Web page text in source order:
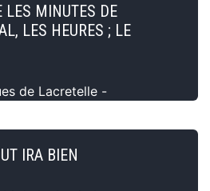
LES MINUTES DE
LES HEURES ; LE
de Lacretelle -
IRA BIEN